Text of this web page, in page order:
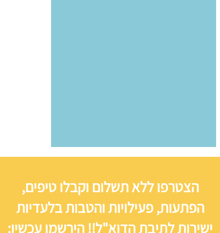
הצטרפו ללא תשלום וקבלו טיפים,
הפתעות, פעילויות והטבות בלעדיות
ישירות לתיבת הדוא"ל!! הירשמו עכשיו: